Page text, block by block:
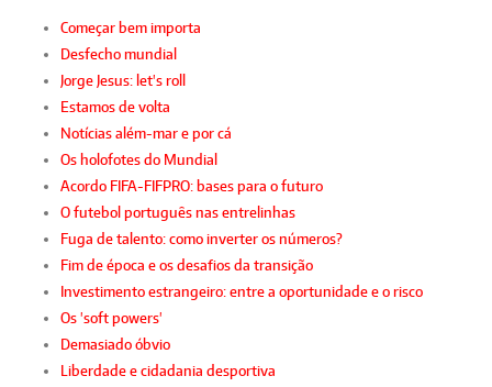
Começar bem importa
Desfecho mundial
Jorge Jesus: let's roll
Estamos de volta
Notícias além-mar e por cá
Os holofotes do Mundial
Acordo FIFA-FIFPRO: bases para o futuro
O futebol português nas entrelinhas
Fuga de talento: como inverter os números?
Fim de época e os desafios da transição
Investimento estrangeiro: entre a oportunidade e o risco
Os 'soft powers'
Demasiado óbvio
Liberdade e cidadania desportiva